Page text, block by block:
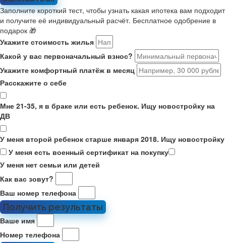
Заполните короткий тест, чтобы узнать какая ипотека вам подходит
и получите её индивидуальный расчёт. Бесплатное одобрение в
подарок 🎁
Укажите стоимость жилья
Какой у вас первоначальный взнос?
Укажите комфортный платёж в месяц
Расскажите о себе
Мне 21-35, я в браке или есть ребенок. Ищу новостройку на
ДВ
У меня второй ребенок старше января 2018. Ищу новостройку
У меня есть военный сертификат на покупку
У меня нет семьи или детей
Как вас зовут?
Ваш номер телефона
Получить результаты
Ваше имя
Номер телефона